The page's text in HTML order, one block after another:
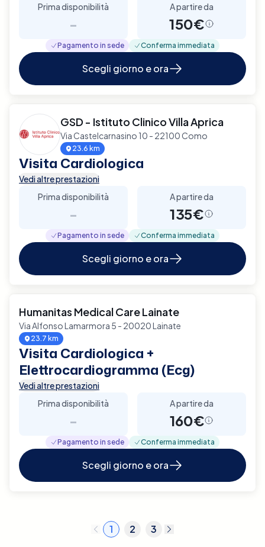
Prima disponibilità
-
A partire da
150€
Pagamento in sede Conferma immediata
Scegli giorno e ora
GSD - Istituto Clinico Villa Aprica
Via Castelcarnasino 10 - 22100 Como
23.6 km
Visita Cardiologica
Vedi altre prestazioni
Prima disponibilità
-
A partire da
135€
Pagamento in sede Conferma immediata
Scegli giorno e ora
Humanitas Medical Care Lainate
Via Alfonso Lamarmora 5 - 20020 Lainate
23.7 km
Visita Cardiologica +
Elettrocardiogramma (Ecg)
Vedi altre prestazioni
Prima disponibilità
-
A partire da
160€
Pagamento in sede Conferma immediata
Scegli giorno e ora
1 2 3